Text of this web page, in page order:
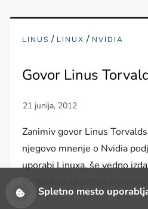
LINUS / LINUX / NVIDIA
Govor Linus
Zanimiv govor Linus
njegovo mnenje o Nvidia
uporabi Linuxa, še vedno
gonilnikov za lastno strojno
Spletno mesto